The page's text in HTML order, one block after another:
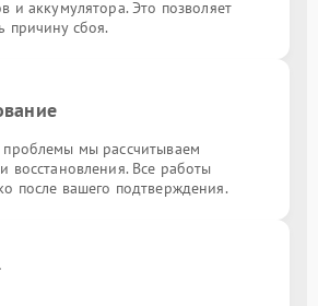
и аккумулятора. Это позволяет
причину сбоя.
мы рассчитываем
восстановления. Все работы
после вашего подтверждения.